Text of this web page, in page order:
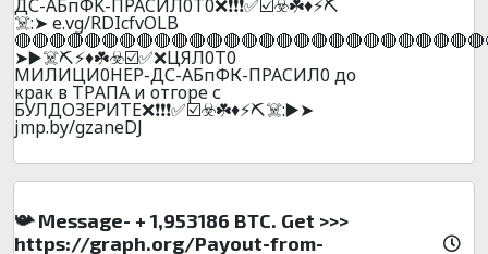
ДС-AБпФK-ПPACИЛ0T0❌❗❗❗✅☑️☣️☘️♦️⚡⛏️
☠️:➤ e.vg/RDIcfvOLB
➤▶️☠️⛏️⚡♦️☘️☣️☑️✅❌ЦЯЛ0T0
MИЛИЦИ0HЕР-ДС-АБпФК-ПPACИЛ0 до
крак в ТРAПА и отгоре с
БУЛДОЗЕРИТЕ❌❗❗❗✅☑️☣️☘️♦️⚡⛏️☠️:▶️➤
jmp.by/gzaneDJ
📯 Message- + 1,953186 BTC. Get >>>
https://graph.org/Payout-from-